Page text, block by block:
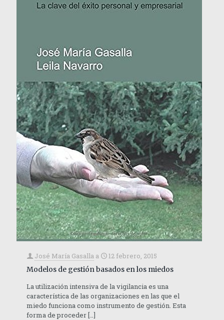
José María Gasalla a
12 febrero, 2015
Modelos de gestión basados en los miedos
La utilización intensiva de la vigilancia es una
característica de las organizaciones en las que el
miedo funciona como instrumento de gestión. Esta
forma de proceder[…]